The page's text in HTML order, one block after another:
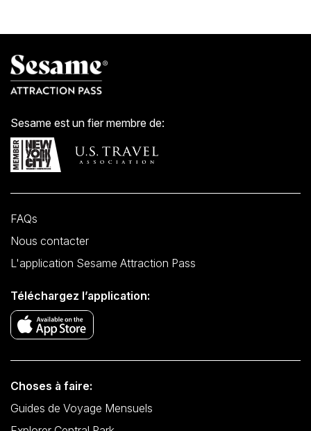
Sesame est un fier membre de:
FAQs
Nous contacter
L'application Sesame Attraction Pass
Téléchargez l’application:
Choses à faire:
Guides de Voyage Mensuels